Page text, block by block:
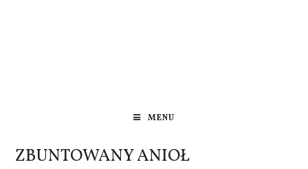
MENU
ZBUNTOWANY ANIOŁ